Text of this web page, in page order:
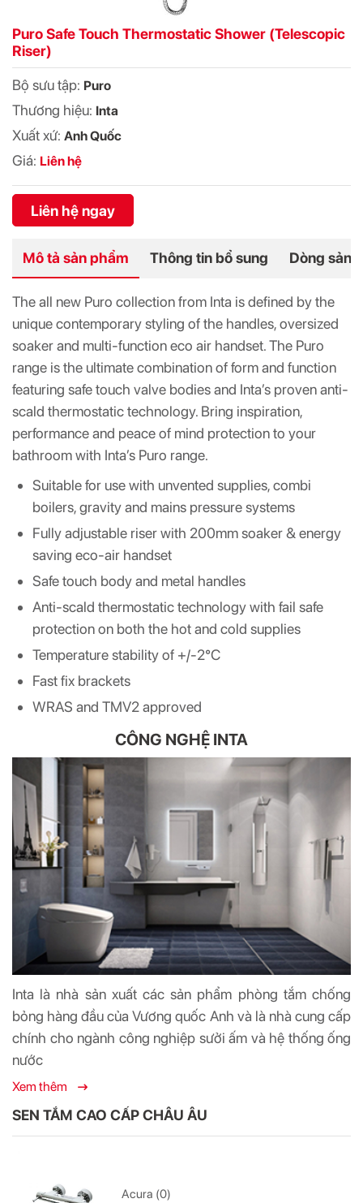
Puro Safe Touch Thermostatic Shower (Telescopic
Riser)
Bộ sưu tập: Puro
Thương hiệu: Inta
Xuất xứ: Anh Quốc
Giá: Liên hệ
Liên hệ ngay
Mô tả sản phẩm Thông tin bổ sung Dòng sản
The all new Puro collection from Inta is defined by the
unique contemporary styling of the handles, oversized
soaker and multi-function eco air handset. The Puro
range is the ultimate combination of form and function
featuring safe touch valve bodies and Inta’s proven anti-
scald thermostatic technology. Bring inspiration,
performance and peace of mind protection to your
bathroom with Inta’s Puro range.
Suitable for use with unvented supplies, combi
boilers, gravity and mains pressure systems
Fully adjustable riser with 200mm soaker & energy
saving eco-air handset
Safe touch body and metal handles
Anti-scald thermostatic technology with fail safe
protection on both the hot and cold supplies
Temperature stability of +/-2°C
Fast fix brackets
WRAS and TMV2 approved
CÔNG NGHỆ INTA
Inta là nhà sản xuất các sản phẩm phòng tắm chống
bỏng hàng đầu của Vương quốc Anh và là nhà cung cấp
chính cho ngành công nghiệp sưởi ấm và hệ thống ống
nước
Xem thêm
SEN TẮM CAO CẤP CHÂU ÂU
Acura (0)